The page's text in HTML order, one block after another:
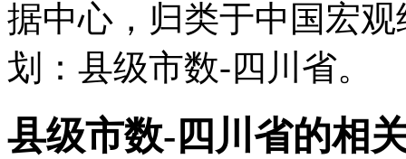
据中心，归类于中国宏
划：县级市数-四川省。
县级市数-四川省的相